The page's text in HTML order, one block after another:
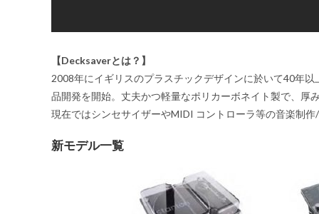
【Decksaverとは？】
2008年にイギリスのプラスチックデザインに於いて40年
品開発を開始。丈夫かつ軽量なポリカーボネイト製で、厚
現在ではシンセサイザーやMIDI コントローラ等の音楽制
新モデル一覧